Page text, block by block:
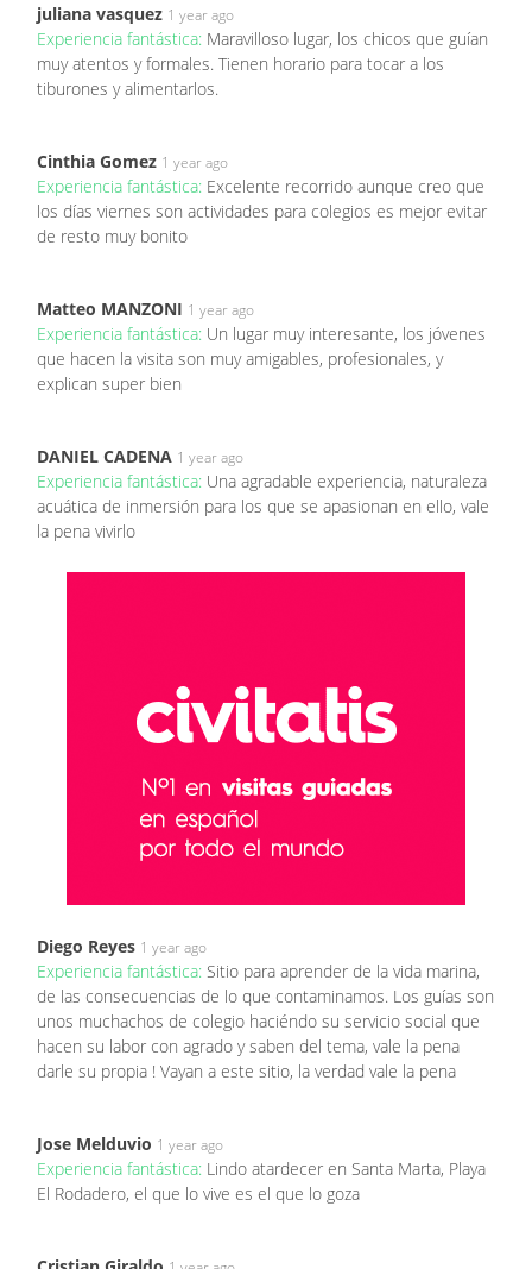
juliana vasquez 1 year ago
Experiencia fantástica: Maravilloso lugar, los chicos que guían
muy atentos y formales. Tienen horario para tocar a los
tiburones y alimentarlos.
Cinthia Gomez 1 year ago
Experiencia fantástica: Excelente recorrido aunque creo que
los días viernes son actividades para colegios es mejor evitar
de resto muy bonito
Matteo MANZONI 1 year ago
Experiencia fantástica: Un lugar muy interesante, los jóvenes
que hacen la visita son muy amigables, profesionales, y
explican super bien
DANIEL CADENA 1 year ago
Experiencia fantástica: Una agradable experiencia, naturaleza
acuática de inmersión para los que se apasionan en ello, vale
la pena vivirlo
Diego Reyes 1 year ago
Experiencia fantástica: Sitio para aprender de la vida marina,
de las consecuencias de lo que contaminamos. Los guías son
unos muchachos de colegio haciéndo su servicio social que
hacen su labor con agrado y saben del tema, vale la pena
darle su propia ! Vayan a este sitio, la verdad vale la pena
Jose Melduvio 1 year ago
Experiencia fantástica: Lindo atardecer en Santa Marta, Playa
El Rodadero, el que lo vive es el que lo goza